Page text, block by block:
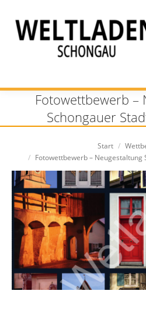
Fotowettbewerb –
Schongauer
Start
Fotowettbewerb – Neugestaltung